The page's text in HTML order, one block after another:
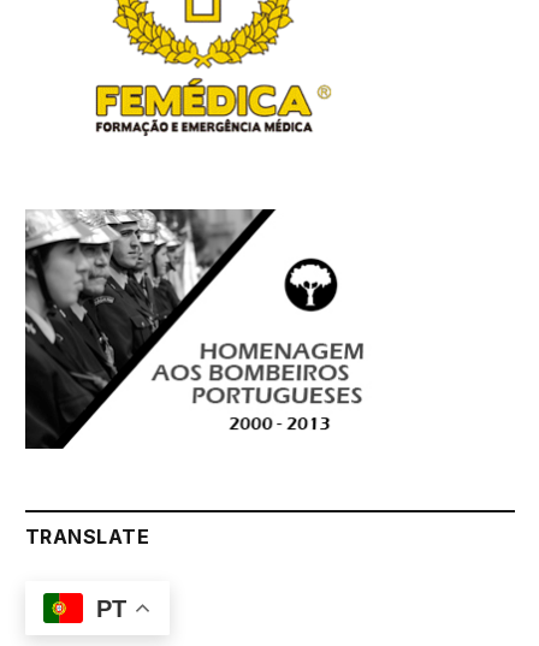
TRANSLATE
PT